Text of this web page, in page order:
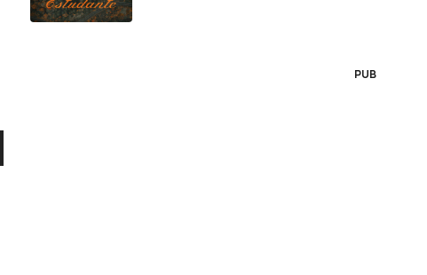
PUB